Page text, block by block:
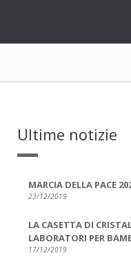
Ultime notizie
MARCIA DELLA PACE
23/12/2019
LA CASETTA DI
LABORATORI PER
17/12/2019